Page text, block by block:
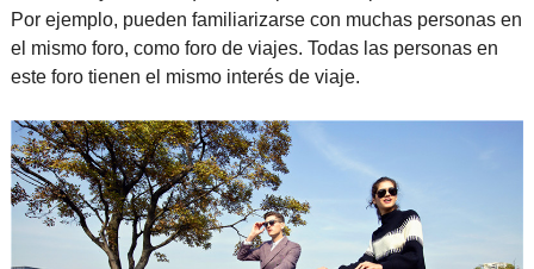
Por ejemplo, pueden familiarizarse con muchas personas en
el mismo foro, como foro de viajes. Todas las personas en
este foro tienen el mismo interés de viaje.